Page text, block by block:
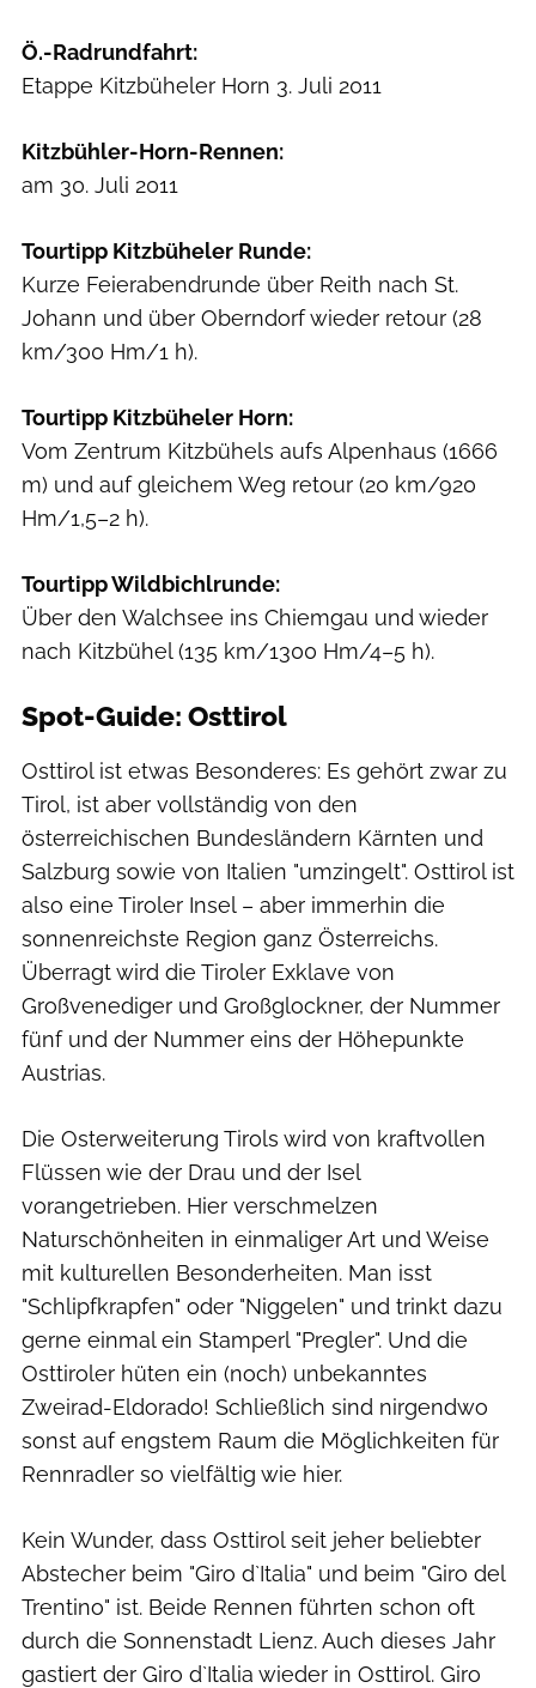
Ö.-Radrundfahrt:
Etappe Kitzbüheler Horn 3. Juli 2011
Kitzbühler-Horn-Rennen:
am 30. Juli 2011
Tourtipp Kitzbüheler Runde:
Kurze Feierabendrunde über Reith nach St.
Johann und über Oberndorf wieder retour (28
km/300 Hm/1 h).
Tourtipp Kitzbüheler Horn:
Vom Zentrum Kitzbühels aufs Alpenhaus (1666
m) und auf gleichem Weg retour (20 km/920
Hm/1,5–2 h).
Tourtipp Wildbichlrunde:
Über den Walchsee ins Chiemgau und wieder
nach Kitzbühel (135 km/1300 Hm/4–5 h).
Spot-Guide: Osttirol
Osttirol ist etwas Besonderes: Es gehört zwar zu
Tirol, ist aber vollständig von den
österreichischen Bundesländern Kärnten und
Salzburg sowie von Italien "umzingelt". Osttirol ist
also eine Tiroler Insel – aber immerhin die
sonnenreichste Region ganz Österreichs.
Überragt wird die Tiroler Exklave von
Großvenediger und Großglockner, der Nummer
fünf und der Nummer eins der Höhepunkte
Austrias.
Die Osterweiterung Tirols wird von kraftvollen
Flüssen wie der Drau und der Isel
vorangetrieben. Hier verschmelzen
Naturschönheiten in einmaliger Art und Weise
mit kulturellen Besonderheiten. Man isst
"Schlipfkrapfen" oder "Niggelen" und trinkt dazu
gerne einmal ein Stamperl "Pregler". Und die
Osttiroler hüten ein (noch) unbekanntes
Zweirad-Eldorado! Schließlich sind nirgendwo
sonst auf engstem Raum die Möglichkeiten für
Rennradler so vielfältig wie hier.
Kein Wunder, dass Osttirol seit jeher beliebter
Abstecher beim "Giro d`Italia" und beim "Giro del
Trentino" ist. Beide Rennen führten schon oft
durch die Sonnenstadt Lienz. Auch dieses Jahr
gastiert der Giro d`Italia wieder in Osttirol. Giro